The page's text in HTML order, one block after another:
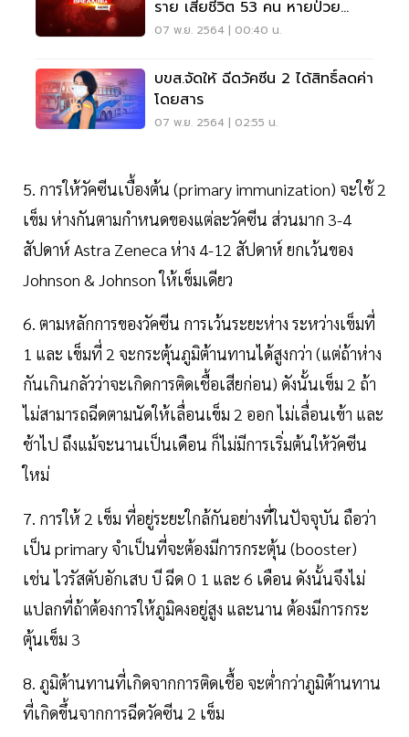
ราย เสียชีวิต 53 คน หายป่วย
6,950 ราย
07 พ.ย. 2564 | 00:40 น.
บขส.จัดให้ ฉีดวัคซีน 2 ได้สิทธิ์ลดค่า
โดยสาร
07 พ.ย. 2564 | 02:55 น.
5. การให้วัคซีนเบื้องต้น (primary immunization) จะใช้ 2
เข็ม ห่างกันตามกำหนดของแต่ละวัคซีน ส่วนมาก 3-4
สัปดาห์ Astra Zeneca ห่าง 4-12 สัปดาห์ ยกเว้นของ
Johnson & Johnson ให้เข็มเดียว
6. ตามหลักการของวัคซีน การเว้นระยะห่าง ระหว่างเข็มที่
1 และ เข็มที่ 2 จะกระตุ้นภูมิต้านทานได้สูงกว่า (แต่ถ้าห่าง
กันเกินกลัวว่าจะเกิดการติดเชื้อเสียก่อน) ดังนั้นเข็ม 2 ถ้า
ไม่สามารถฉีดตามนัดให้เลื่อนเข็ม 2 ออก ไม่เลื่อนเข้า และ
ช้าไป ถึงแม้จะนานเป็นเดือน ก็ไม่มีการเริ่มต้นให้วัคซีน
ใหม่
7. การให้ 2 เข็ม ที่อยู่ระยะใกล้กันอย่างที่ในปัจจุบัน ถือว่า
เป็น primary จำเป็นที่จะต้องมีการกระตุ้น (booster)
เช่น ไวรัสตับอักเสบ บี ฉีด 0 1 และ 6 เดือน ดังนั้นจึงไม่
แปลกที่ถ้าต้องการให้ภูมิคงอยู่สูง และนาน ต้องมีการกระ
ตุ้นเข็ม 3
8. ภูมิต้านทานที่เกิดจากการติดเชื้อ จะต่ำกว่าภูมิต้านทาน
ที่เกิดขึ้นจากการฉีดวัคซีน 2 เข็ม